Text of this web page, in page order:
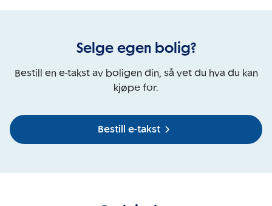
Selge egen bolig?
Bestill en e-takst av boligen din, så vet du hva du kan
kjøpe for.
Bestill e-takst